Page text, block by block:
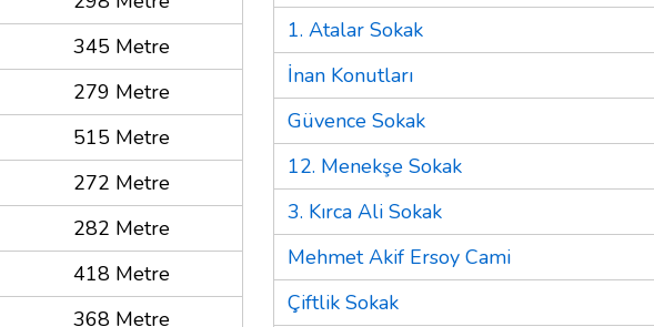
345 Metre
279 Metre
515 Metre
272 Metre
282 Metre
418 Metre
368 Metre
1. Atalar Sokak
İnan Konutları
Güvence Sokak
12. Menekşe Sokak
3. Kırca Ali Sokak
Mehmet Akif Ersoy Cami
Çiftlik Sokak